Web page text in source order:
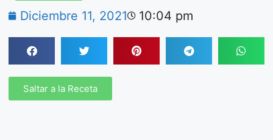
Diciembre 11, 2021 10:04 pm
Saltar a la Receta